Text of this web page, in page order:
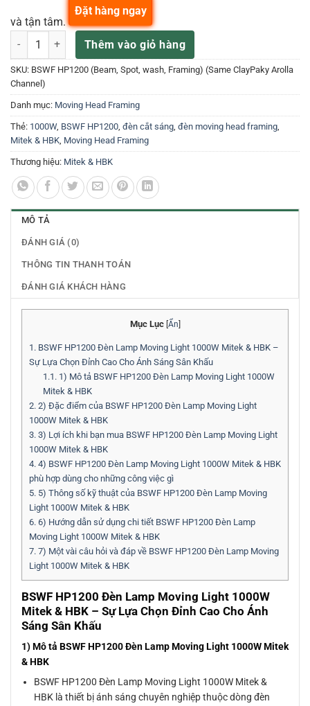
và tận tâm.
BSWF HP1200 Đèn Lamp moving light 1000W Mitek & HBK số lượng
Thêm vào giỏ hàng
Đặt hàng ngay
SKU: BSWF HP1200 (Beam, Spot, wash, Framing) (Same ClayPaky Arolla
Channel)
Danh mục: Moving Head Framing
Thẻ: 1000W, BSWF HP1200, đèn cắt sáng, đèn moving head framing,
Mitek & HBK, Moving Head Framing
Thương hiệu: Mitek & HBK
MÔ TẢ
ĐÁNH GIÁ (0)
THÔNG TIN THANH TOÁN
ĐÁNH GIÁ KHÁCH HÀNG
Mục Lục [Ẩn]
1. BSWF HP1200 Đèn Lamp Moving Light 1000W Mitek & HBK –
Sự Lựa Chọn Đỉnh Cao Cho Ánh Sáng Sân Khấu
1.1. 1) Mô tả BSWF HP1200 Đèn Lamp Moving Light 1000W
Mitek & HBK
2. 2) Đặc điểm của BSWF HP1200 Đèn Lamp Moving Light
1000W Mitek & HBK
3. 3) Lợi ích khi bạn mua BSWF HP1200 Đèn Lamp Moving Light
1000W Mitek & HBK
4. 4) BSWF HP1200 Đèn Lamp Moving Light 1000W Mitek & HBK
phù hợp dùng cho những công việc gì
5. 5) Thông số kỹ thuật của BSWF HP1200 Đèn Lamp Moving
Light 1000W Mitek & HBK
6. 6) Hướng dẫn sử dụng chi tiết BSWF HP1200 Đèn Lamp
Moving Light 1000W Mitek & HBK
7. 7) Một vài câu hỏi và đáp về BSWF HP1200 Đèn Lamp Moving
Light 1000W Mitek & HBK
BSWF HP1200 Đèn Lamp Moving Light 1000W
Mitek & HBK – Sự Lựa Chọn Đỉnh Cao Cho Ánh
Sáng Sân Khấu
1) Mô tả BSWF HP1200 Đèn Lamp Moving Light 1000W Mitek
& HBK
BSWF HP1200 Đèn Lamp Moving Light 1000W Mitek &
HBK là thiết bị ánh sáng chuyên nghiệp thuộc dòng đèn